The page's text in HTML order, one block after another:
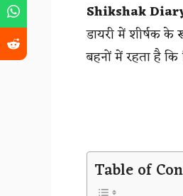
Shikshak
डायरी में शीर्षक
बहनों में रहता है
Table of